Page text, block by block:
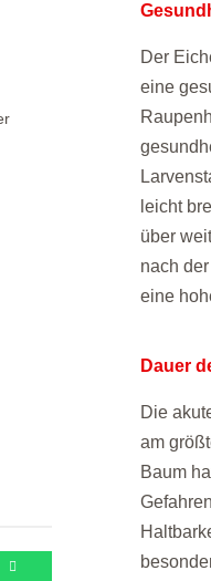
Der
eine
leicht
über
nach
eine
Dauer
Die
am
Baum